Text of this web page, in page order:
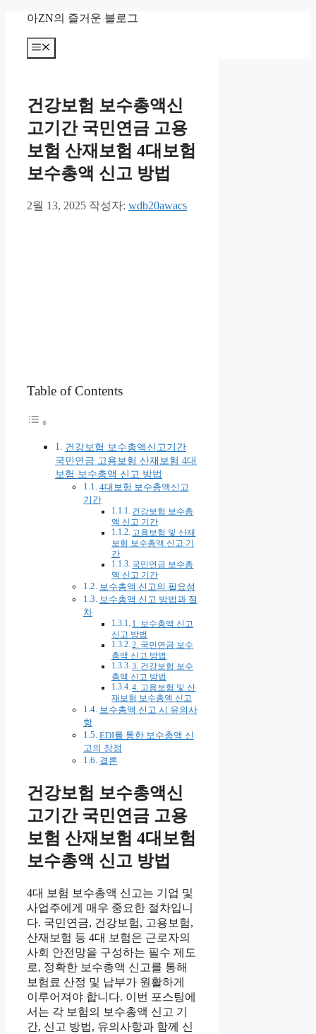
아ZN의 즐거운 블로그
메
뉴
건강보험 보수총액신
고기간 국민연금 고용
보험 산재보험 4대보험
보수총액 신고 방법
2월 13, 2025 작성자: wdb20awacs
Table of Contents
건강보험 보수총액신고기간
국민연금 고용보험 산재보험 4대
보험 보수총액 신고 방법
4대보험 보수총액신고
기간
건강보험 보수총
액 신고 기간
고용보험 및 산재
보험 보수총액 신고 기
간
국민연금 보수총
액 신고 기간
보수총액 신고의 필요성
보수총액 신고 방법과 절
차
1. 보수총액 신고
신고 방법
2. 국민연금 보수
총액 신고 방법
3. 건강보험 보수
총액 신고 방법
4. 고용보험 및 산
재보험 보수총액 신고
보수총액 신고 시 유의사
항
EDI를 통한 보수총액 신
고의 장점
결론
건강보험 보수총액신
고기간 국민연금 고용
보험 산재보험 4대보험
보수총액 신고 방법
4대 보험 보수총액 신고는 기업 및
사업주에게 매우 중요한 절차입니
다. 국민연금, 건강보험, 고용보험,
산재보험 등 4대 보험은 근로자의
사회 안전망을 구성하는 필수 제도
로, 정확한 보수총액 신고를 통해
보험료 산정 및 납부가 원활하게
이루어져야 합니다. 이번 포스팅에
서는 각 보험의 보수총액 신고 기
간, 신고 방법, 유의사항과 함께 신